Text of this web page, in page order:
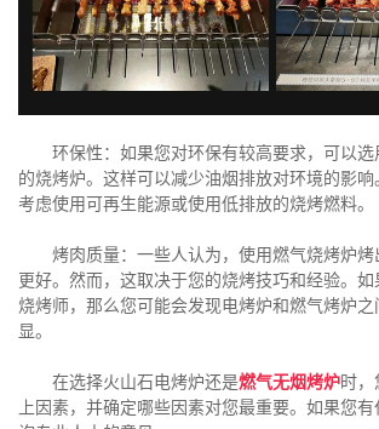
环保性：如果您对环保有较高要求，可以
的烧烤炉。这样可以减少油烟排放对环境的影
考虑使用可再生能源或使用低排放的烧烤燃料。
烤肉质量：一些人认为，使用燃气烧烤炉
更好。然而，这取决于您的烧烤技巧和经验。
烧烤师，那么您可能会发现电烤炉和燃气烤炉之
显。
在选择火山石电烤炉还是燃气无烟烤炉时
上因素，并确定哪些因素对您最重要。如果您